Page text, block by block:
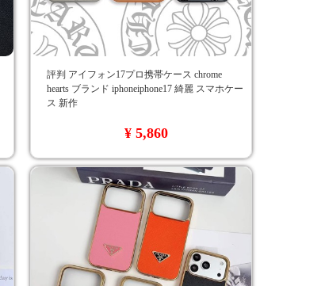
評判 アイフォン17プロ携帯ケース chrome
hearts ブランド iphoneiphone17 綺麗 スマホケー
ス 新作
¥ 5,860